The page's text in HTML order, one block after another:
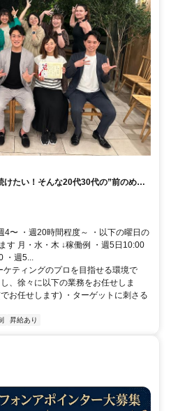
けたい！そんな20代30代の”前のめ
で活躍中♪
4〜 ・週20時間程度～ ・以下の曜日の
す 月・水・木 ↓稼働例 ・週5日10:00
・週5...
ティングのプロを目指せる環境で
、徐々に以下の業務をお任せしま
お任せします) ・ターゲットに刺さる
昇給あり